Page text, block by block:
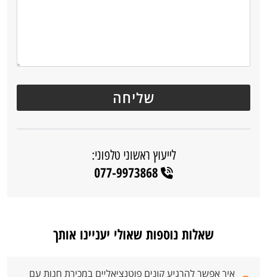
לייעוץ ראשוני טלפוני:
077-9973868
שאלות נוספות שאולי יעניינו אותך
איך אפשר להרגיע קונים פוטנציאליים במכירת חנות עם